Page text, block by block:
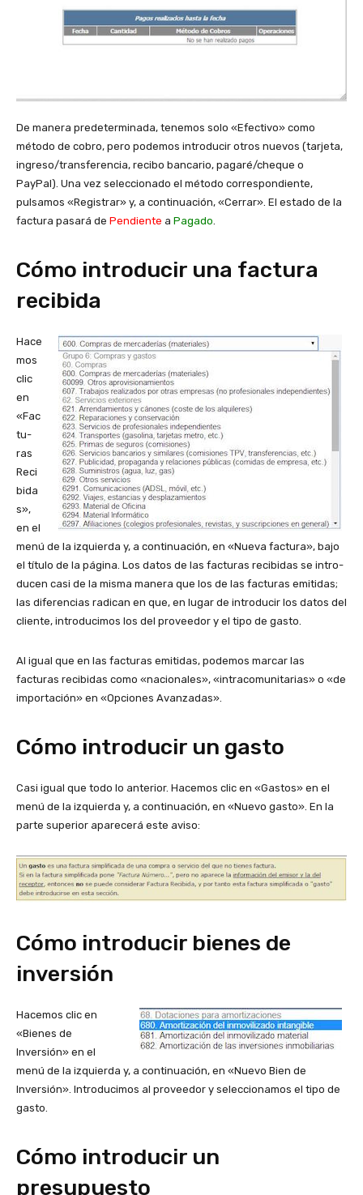
De manera predeterminada, tenemos solo «Efectivo» como
método de cobro, pero podemos introducir otros nuevos (tarjeta,
ingreso/transferencia, recibo bancario, pagaré/cheque o
PayPal). Una vez seleccionado el método correspondiente,
pulsamos «Registrar» y, a continuación, «Cerrar». El estado de la
factura pasará de Pendiente a Pagado
Cómo introducir una factura
recibida
Hace
mos
clic
en
«Fac
tu­
ras
Reci
bida
s»,
en el
menú de la izquierda y, a continuación, en «Nueva factura», bajo
el título de la página. Los datos de las facturas recibidas se intro­
ducen casi de la misma manera que los de las factu­ras emitidas;
las dife­rencias radican en que, en lugar de intro­ducir los datos del
cliente, intro­ducimos los del proveedor y el tipo de gasto.
Al igual que en las facturas emitidas, podemos marcar las
facturas recibidas como «nacionales», «intracomunitarias» o «de
importación» en «Opciones Avanzadas».
Cómo introducir un gasto
Casi igual que todo lo anterior. Hacemos clic en «Gastos» en el
menú de la izquierda y, a continuación, en «Nuevo gasto». En la
parte superior aparecerá este aviso:
Cómo introducir bienes de
inversión
Hacemos clic en
«Bienes de
Inversión» en el
menú de la izquierda y, a continuación, en «Nuevo Bien de
Inversión». Introducimos al proveedor y seleccionamos el tipo de
gasto.
Cómo introducir un
presupuesto